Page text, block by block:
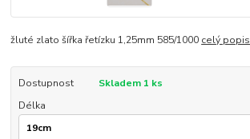
žluté zlato šířka řetízku 1,25mm 585/1000 celý popis
Dostupnost
Skladem 1 ks
Délka